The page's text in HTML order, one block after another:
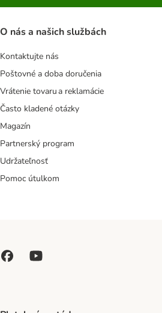
O nás a našich službách
Kontaktujte nás
Poštovné a doba doručenia
Vrátenie tovaru a reklamácie
Často kladené otázky
Magazín
Partnerský program
Udržateľnosť
Pomoc útulkom